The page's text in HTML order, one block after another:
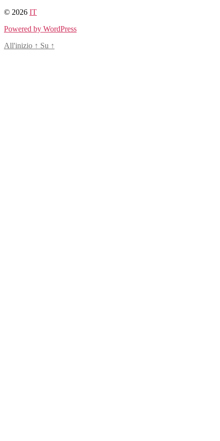
Salta
contenuto
© 2026 IT
Powered by WordPress
All'inizio ↑ Su ↑